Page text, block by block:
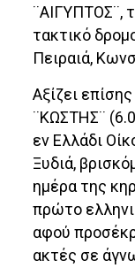
¨ΑΙΓΥΠΤΟΣ¨,
τακτικό
Πειραιά,
Αξίζει
¨ΚΩΣΤΗΣ¨
εν Ελλάδι
Ξυδιά,
ημέρα της
πρώτο
αφού
ακτές σε